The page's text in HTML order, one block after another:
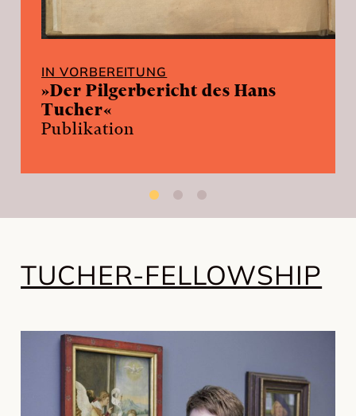
IN VORBEREITUNG
»Der Pilgerbericht des Hans
Tucher«
Publikation
TUCHER-FELLOWSHIP